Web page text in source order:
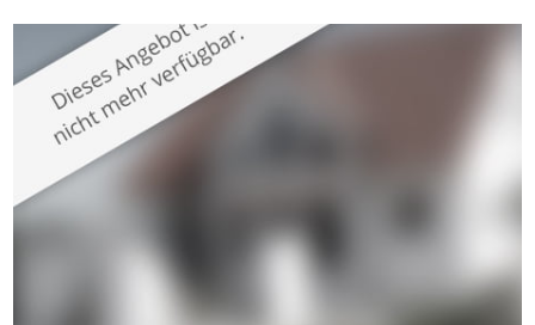
großzügige Räume und eine hochwertige Ausstattung, die
modernen Wohnkomfort mit einem stilvollen Ambiente
verbindet. Der […]